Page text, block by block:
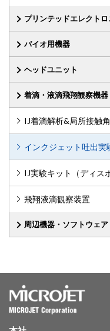
プリンテッドエレクト
バイオ用機器
ヘッドユニット
着滴・液滴飛翔観察機器
IJ着滴解析&局所接触
インクジェット吐出
IJ実験キット（ディス
飛翔液滴観察装置
周辺機器・ソフトウェア